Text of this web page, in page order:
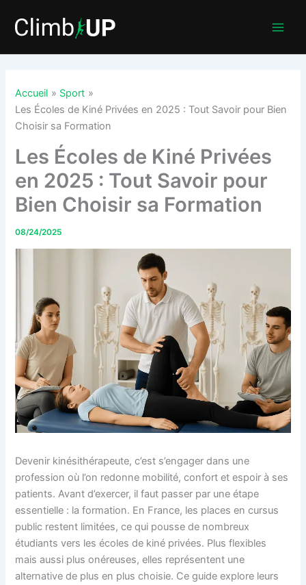
contenu
Accueil
Sport
Les Écoles de Kiné Privées en 2025 : Tout Savoir pour Bien
Choisir sa Formation
Les Écoles de Kiné Privées
en 2025 : Tout Savoir pour
Bien Choisir sa Formation
08/24/2025
Devenir kinésithérapeute, c’est s’engager dans une
profession où l’on redonne mobilité, confort et espoir à ses
patients. Avant d’exercer, il faut passer par une étape
essentielle : la formation. En France, les places en cursus
public restent limitées, ce qui pousse de nombreux
étudiants vers les écoles de kiné privées. Plus flexibles
mais aussi plus onéreuses, elles représentent une
alternative de plus en plus choisie. Ce guide explore leurs